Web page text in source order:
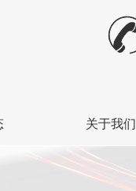
关于我们